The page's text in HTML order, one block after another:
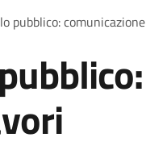
pubblico: